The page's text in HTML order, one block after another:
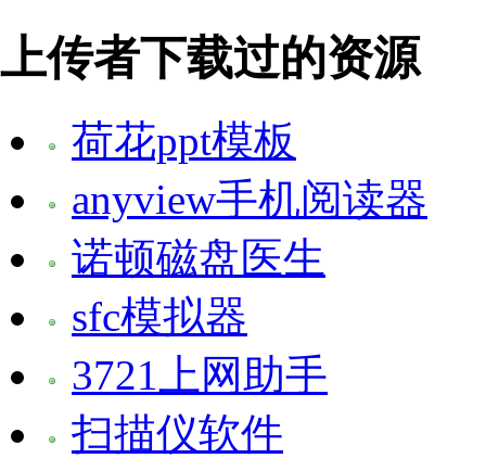
上传者下载过的资源
荷花ppt模板
anyview手机阅读器
诺顿磁盘医生
sfc模拟器
3721上网助手
扫描仪软件